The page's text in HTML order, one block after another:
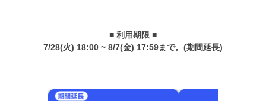
■ 利用期限 ■
7/28(火) 18:00 ~ 8/7(金) 17:59まで。(期間延長)